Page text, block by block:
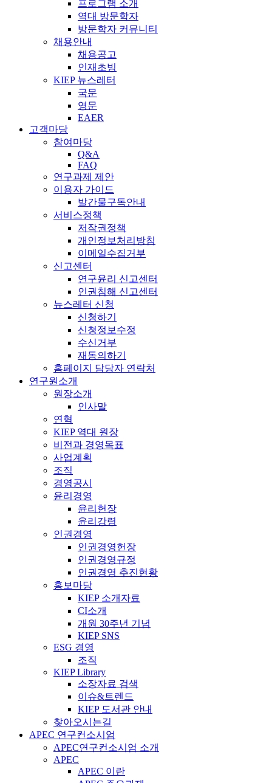
프로그램 소개
역대 방문학자
방문학자 커뮤니티
채용안내
채용공고
인재초빙
KIEP 뉴스레터
국문
영문
EAER
고객마당
참여마당
Q&A
FAQ
연구과제 제안
이용자 가이드
발간물구독안내
서비스정책
저작권정책
개인정보처리방침
이메일수집거부
신고센터
연구윤리 신고센터
인권침해 신고센터
뉴스레터 신청
신청하기
신청정보수정
수신거부
재동의하기
홈페이지 담당자 연락처
연구원소개
원장소개
인사말
연혁
KIEP 역대 원장
비전과 경영목표
사업계획
조직
경영공시
윤리경영
윤리헌장
윤리강령
인권경영
인권경영헌장
인권경영규정
인권경영 추진현황
홍보마당
KIEP 소개자료
CI소개
개원 30주년 기념
KIEP SNS
ESG 경영
조직
KIEP Library
소장자료 검색
이슈&트렌드
KIEP 도서관 안내
찾아오시는길
APEC 연구컨소시엄
APEC연구컨소시엄 소개
APEC
APEC 이란